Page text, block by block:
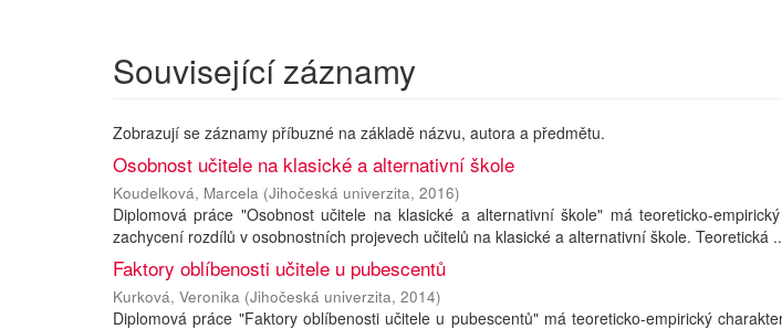
Související záznamy
Zobrazují se záznamy příbuzné na základě názvu, autora a předmětu.
Osobnost učitele na klasické a alternativní škole
Koudelková, Marcela (Jihočeská univerzita, 2016)
Diplomová práce "Osobnost učitele na klasické a alternativní škole" má teoreticko-
zachycení rozdílů v osobnostních projevech učitelů na klasické a alternativní škole. Teoretická
Faktory oblíbenosti učitele u pubescentů
Kurková, Veronika (Jihočeská univerzita, 2014)
Diplomová práce "Faktory oblíbenosti učitele u pubescentů" má teoreticko-empirický